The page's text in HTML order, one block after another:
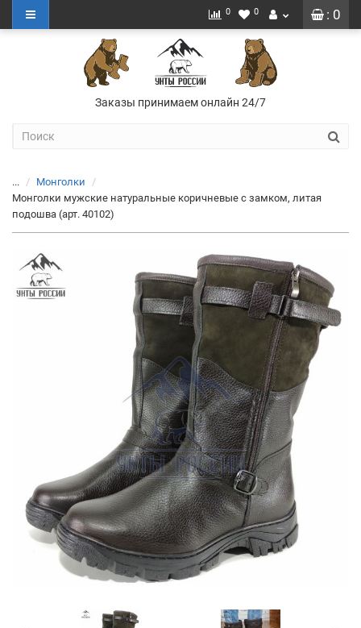
: 0
0 0
Заказы принимаем онлайн 24/7
...
Монголки
Монголки мужские натуральные коричневые с замком, литая
подошва (арт. 40102)